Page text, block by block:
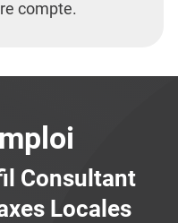
compte.
Consultant
Locales